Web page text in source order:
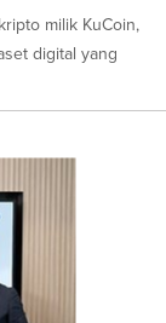
milik KuCoin,
digital yang